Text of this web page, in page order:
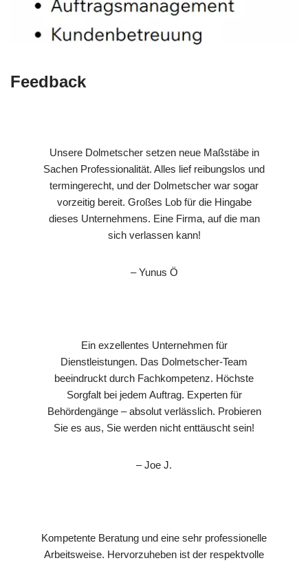
Feedback
Unsere Dolmetscher setzen neue Maßstäbe in
Sachen Professionalität. Alles lief reibungslos und
termingerecht, und der Dolmetscher war sogar
vorzeitig bereit. Großes Lob für die Hingabe
dieses Unternehmens. Eine Firma, auf die man
sich verlassen kann!
– Yunus Ö
Ein exzellentes Unternehmen für
Dienstleistungen. Das Dolmetscher-Team
beeindruckt durch Fachkompetenz. Höchste
Sorgfalt bei jedem Auftrag. Experten für
Behördengänge – absolut verlässlich. Probieren
Sie es aus, Sie werden nicht enttäuscht sein!
– Joe J.
Kompetente Beratung und eine sehr professionelle
Arbeitsweise. Hervorzuheben ist der respektvolle